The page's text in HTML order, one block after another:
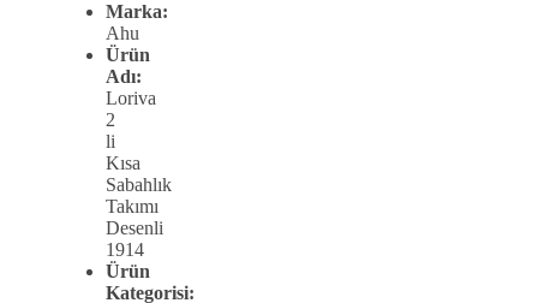
Marka:
Ahu
Ürün
Adı:
Loriva
2
li
Kısa
Sabahlık
Takımı
Desenli
1914
Ürün
Kategorisi: